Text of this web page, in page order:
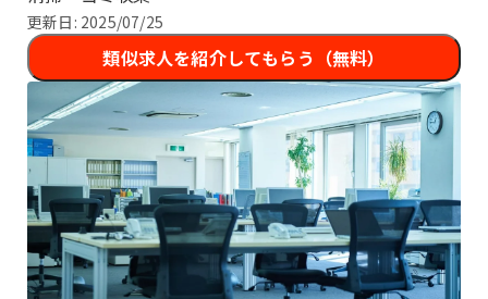
更新日: 2025/07/25
類似求人を紹介してもらう（無料）